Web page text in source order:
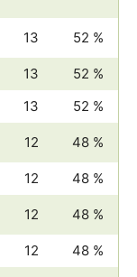
13 52 %
13
52 %
13 52 %
12 48 %
12 48 %
12 48 %
12
48 %